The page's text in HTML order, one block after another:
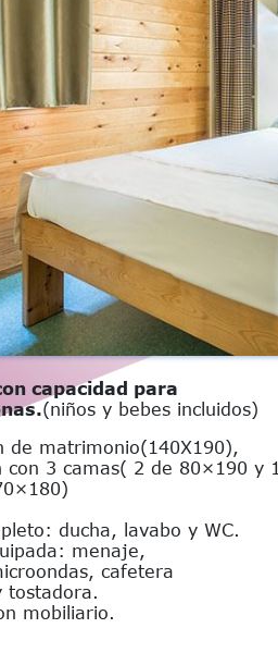
capacidad para
(niños y bebes incluidos)
de matrimonio(140X190),
con 3 camas( 2 de 80×190 y 1
ducha, lavabo y WC.
menaje,
cafetera
tostadora.
mobiliario.